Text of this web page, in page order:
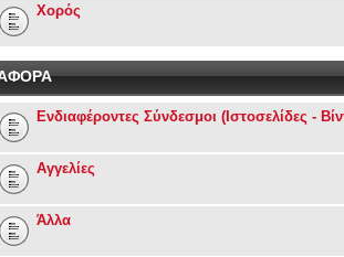
Χορός
Ενδιαφέροντες Σύνδεσμοι (Ιστοσελίδες -
Αγγελίες
Άλλα